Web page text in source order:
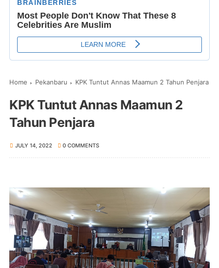
Home Pekanbaru KPK Tuntut Annas Maamun 2 Tahun Penjara
KPK Tuntut Annas Maamun 2
Tahun Penjara
JULY 14, 2022 0 COMMENTS